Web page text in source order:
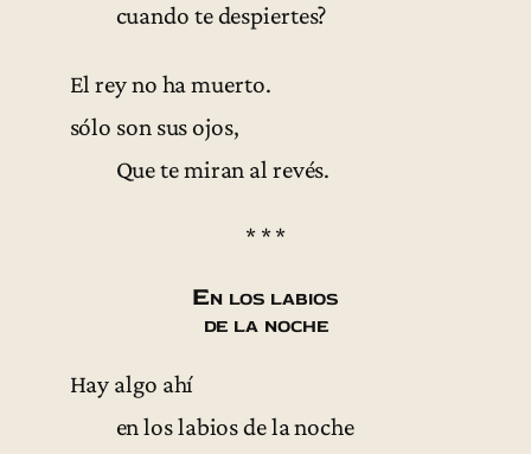
cuando te despiertes?
El rey no ha muerto.
sólo son sus ojos,
Que te miran al revés.
* * *
En los labios
de la noche
Hay algo ahí
en los labios de la noche